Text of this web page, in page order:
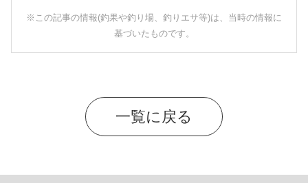
※この記事の情報(釣果や釣り場、釣りエサ等)は、当時の情報に
基づいたものです。
一覧に戻る